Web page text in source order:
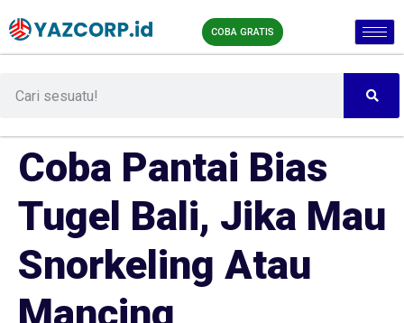
COBA GRATIS
Coba Pantai Bias
Tugel Bali, Jika Mau
Snorkeling Atau